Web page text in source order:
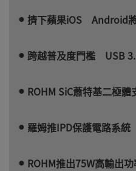
擠下蘋果iOS Android
跨越普及度門檻 USB
ROHM SiC蕭特基二極
羅姆推IPD保護電路系
ROHM推出75W高輸出